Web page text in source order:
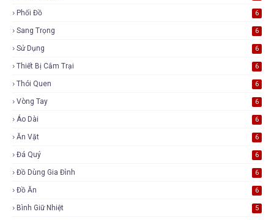
Phối Đồ 6
Sang Trọng 6
Sử Dụng 6
Thiết Bị Cắm Trại 6
Thói Quen 6
Vòng Tay 6
Áo Dài 6
Ăn Vặt 6
Đá Quý 6
Đồ Dùng Gia Đình 6
Đồ Ăn 6
Bình Giữ Nhiệt 5